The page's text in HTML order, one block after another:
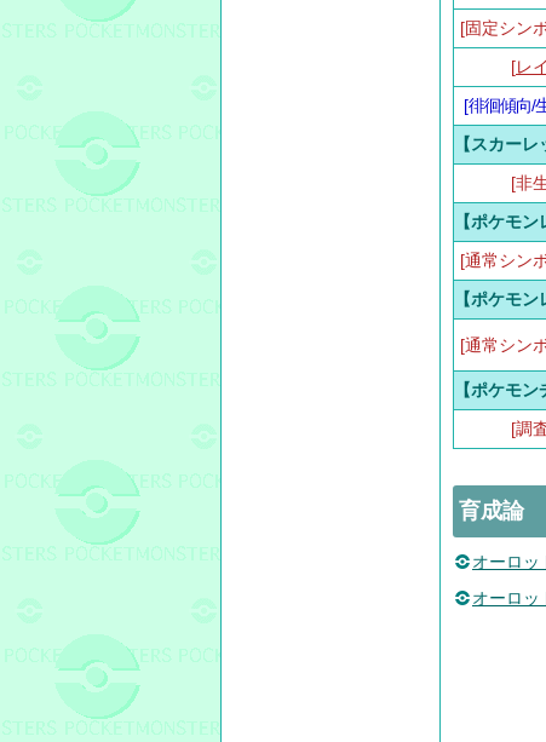
[固定シン
[レ
[徘徊傾向/
【スカー
[非
【ポケモ
[通常シン
【ポケモ
[通常シン
【ポケモン
[調
育成論
オーロッ
オーロッ